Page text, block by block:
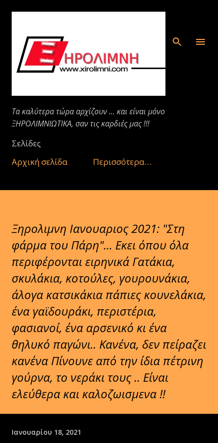
Μετάβαση στο κύριο περιεχόμενο
Τα καλύτερα τώρα αρχίζουν ... και είναι μόνο
ΞΗΡΟΛΙΜΝΙΩΤΙΚΑ, σαν τις καρδιές μας !!!
Σελίδες
Αρχική σελίδα
Περισσότερα…
Ξηρολιμνη Ιανουαριος 2021: "Στη
φάρμα του Πάρη"... Εκει όπου όλα
περιφέρονται ειρηνικά Γατάκια,
σκυλάκια, κοτούλες, γουρουνάκια,
άλογα κατσικάκια πάπιες κουνελάκια,
ένα γαϊδουράκι, περιστέρια,
φασιανοί, ένα αρσενικό κι ένα
θηλυκό παγώνι.. Κανένα, δεν πείραζει
κανένα Πίνουνε από την ίδια πέτρινη
γούρνα, το νεράκι τους .. Είναι
ελεύθερα και καλοζωισμενα !!
Ιανουαρίου 18, 2021